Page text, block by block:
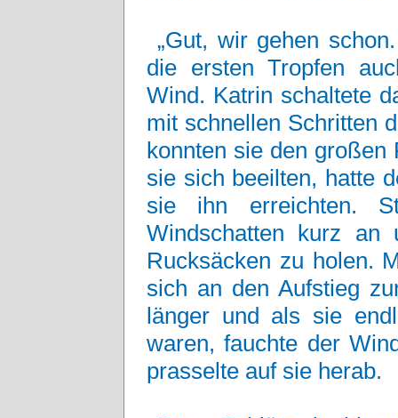
„Gut, wir gehen
die ersten Tropfen
Wind. Katrin schaltete
mit schnellen Schritten
konnten sie den großen
sie sich beeilten, hatte
sie ihn erreichten.
Windschatten kurz an
Rucksäcken zu holen.
sich an den Aufstieg
länger und als sie
waren, fauchte der
prasselte auf sie herab.